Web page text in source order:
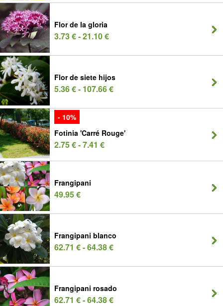
Flor de la gloria
3.73 € - 21.10 €
Flor de siete hijos
5.36 € - 107.66 €
- 10%
Fotinia 'Carré Rouge'
2.75 € - 7.41 €
Frangipani
49.95 €
Frangipani blanco
62.71 € - 64.38 €
Frangipani rosado
62.71 € - 64.38 €